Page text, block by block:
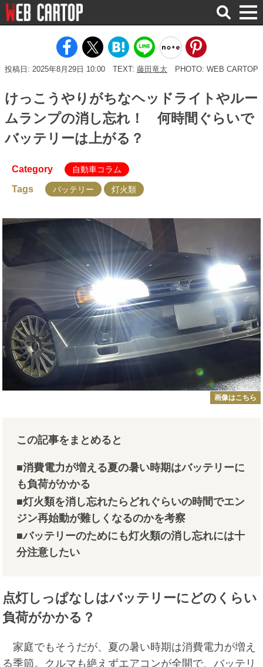
検
索
投稿日: 2025年8月29日 10:00 TEXT: 藤田竜太 PHOTO: WEB CARTOP
けっこうやりがちなヘッドライトやルー
ムランプの消し忘れ！ 何時間ぐらいで
バッテリーは上がる？
Category 自動車コラム
Tags バッテリー 灯火類
画像はこちら
この記事をまとめると
■消費電力が増える夏の暑い時期はバッテリーに
も負荷がかかる
■灯火類を消し忘れたらどれぐらいの時間でエン
ジン再始動が難しくなるのかを考察
■バッテリーのためにも灯火類の消し忘れには十
分注意したい
点灯しっぱなしはバッテリーにどのくらい
負荷がかかる？
家庭でもそうだが、夏の暑い時期は消費電力が増え
る季節。クルマも絶えずエアコンが全開で、バッテリ